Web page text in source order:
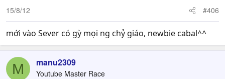
15/8/12 #406
mới vào Sever có gỳ mọi ng chỷ giáo, newbie cabal^^
M manu2309
Youtube Master Race